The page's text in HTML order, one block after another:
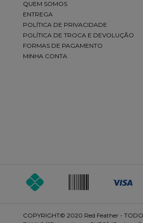
QUEM SOMOS
ENTREGA
POLÍTICA DE PRIVACIDADE
POLÍTICA DE TROCA E DEVOLUÇÃO
FORMAS DE PAGAMENTO
MINHA CONTA
COPYRIGHT© 2020 Red Feather -